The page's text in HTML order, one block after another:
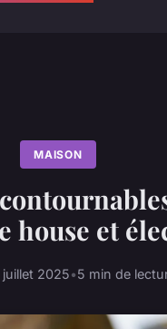
MAISON
house et
juillet 2025•5 min de